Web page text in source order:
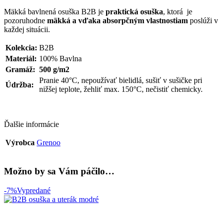
Mäkká bavlnená osuška B2B je praktická osuška, ktorá je
pozoruhodne mäkká a vďaka absorpčným vlastnostiam poslúži v
každej situácii.
Kolekcia: B2B
Materiál: 100% Bavlna
Gramáž: 500 g/m2
Údržba:
Pranie 40°C, nepoužívať bielidlá, sušiť v sušičke pri
nižšej teplote, žehliť max. 150°C, nečistiť chemicky.
Ďalšie informácie
Výrobca Grenoo
Možno by sa Vám páčilo…
-7%Vypredané